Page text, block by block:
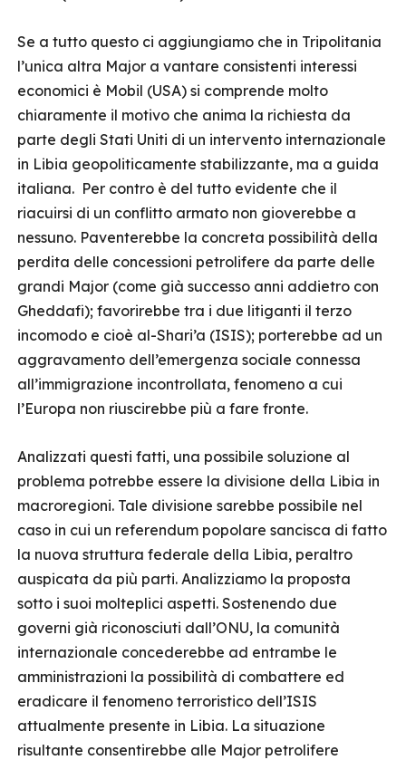
Se a tutto questo ci aggiungiamo che in Tripolitania
l’unica altra Major a vantare consistenti interessi
economici è Mobil (USA) si comprende molto
chiaramente il motivo che anima la richiesta da
parte degli Stati Uniti di un intervento internazionale
in Libia geopoliticamente stabilizzante, ma a guida
italiana. Per contro è del tutto evidente che il
riacuirsi di un conflitto armato non gioverebbe a
nessuno. Paventerebbe la concreta possibilità della
perdita delle concessioni petrolifere da parte delle
grandi Major (come già successo anni addietro con
Gheddafi); favorirebbe tra i due litiganti il terzo
incomodo e cioè al-Shari’a (ISIS); porterebbe ad un
aggravamento dell’emergenza sociale connessa
all’immigrazione incontrollata, fenomeno a cui
l’Europa non riuscirebbe più a fare fronte.
Analizzati questi fatti, una possibile soluzione al
problema potrebbe essere la divisione della Libia in
macroregioni. Tale divisione sarebbe possibile nel
caso in cui un referendum popolare sancisca di fatto
la nuova struttura federale della Libia, peraltro
auspicata da più parti. Analizziamo la proposta
sotto i suoi molteplici aspetti. Sostenendo due
governi già riconosciuti dall’ONU, la comunità
internazionale concederebbe ad entrambe le
amministrazioni la possibilità di combattere ed
eradicare il fenomeno terroristico dell’ISIS
attualmente presente in Libia. La situazione
risultante consentirebbe alle Major petrolifere